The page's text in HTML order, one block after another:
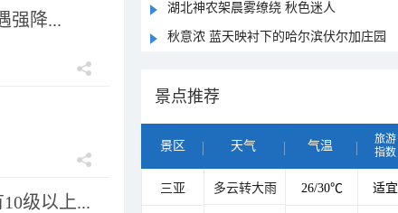
强降...
级以上...
湖北神农架晨雾缭绕 秋色迷人
秋意浓 蓝天映衬下的哈尔滨伏尔加庄园
景点推荐
景区 天气 气温
旅游
指数
三亚 多云转大雨 26/30℃ 适宜